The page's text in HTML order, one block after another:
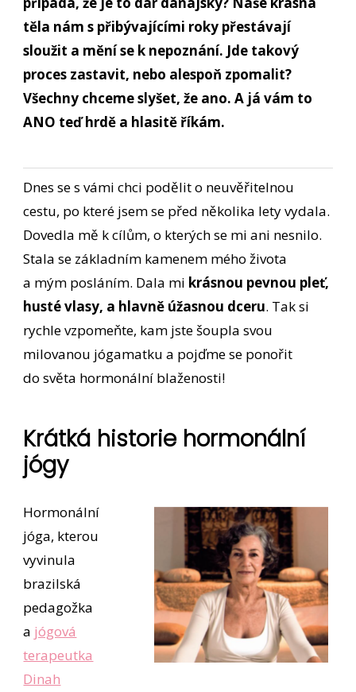
těla nám s přibývajícími roky přestávají
sloužit a mění se k nepoznání. Jde takový
proces zastavit, nebo alespoň zpomalit?
Všechny chceme slyšet, že ano. A já vám to
ANO teď hrdě a hlasitě říkám.
Dnes se s vámi chci podělit o neuvěřitelnou
cestu, po které jsem se před několika lety vydala.
Dovedla mě k cílům, o kterých se mi ani nesnilo.
Stala se základním kamenem mého života
a mým posláním. Dala mi krásnou pevnou pleť,
husté vlasy, a hlavně úžasnou dceru. Tak si
rychle vzpomeňte, kam jste šoupla svou
milovanou jógamatku a pojďme se ponořit
do světa hormonální blaženosti!
Krátká historie hormonální
jógy
Hormonální
jóga, kterou
vyvinula
brazilská
pedagožka
a jógová
terapeutka
Dinah